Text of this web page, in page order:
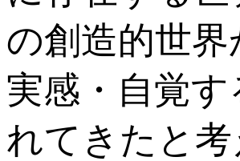
の創造的世
実感・自覚
れてきたと